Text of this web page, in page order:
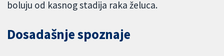
boluju od kasnog stadija raka želuca.
Dosadašnje spoznaje